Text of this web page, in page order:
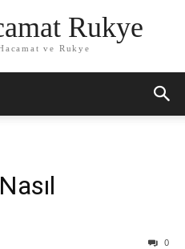
Rukye
ve Rukye
0